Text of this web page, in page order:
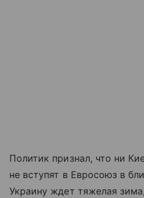
Политик признал, что ни
не вступят в Евросоюз в
Украину ждет тяжелая